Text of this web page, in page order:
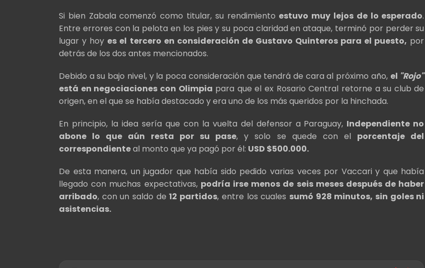
Si bien Zabala comenzó como titular, su rendimiento estuvo muy lejos de lo esperado.
Entre errores con la pelota en los pies y su poca claridad en ataque, terminó por perder su
lugar y hoy es el tercero en consideración de Gustavo Quinteros para el puesto, por
detrás de los dos antes mencionados.
Debido a su bajo nivel, y la poca consideración que tendrá de cara al próximo año, el "Rojo"
está en negociaciones con Olimpia para que el ex Rosario Central retorne a su club de
origen, en el que se había destacado y era uno de los más queridos por la hinchada.
En principio, la idea sería que con la vuelta del defensor a Paraguay, Independiente no
abone lo que aún resta por su pase, y solo se quede con el porcentaje del
correspondienteal monto que ya pagó por él: USD $500.000.
De esta manera, un jugador que había sido pedido varias veces por Vaccari y que había
llegado con muchas expectativas, podría irse menos de seis meses después de haber
arribado, con un saldo de12 partidos, entre los cuales sumó 928 minutos, sin goles ni
asistencias.